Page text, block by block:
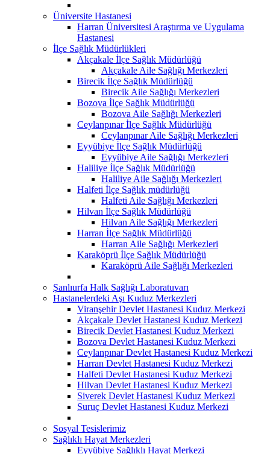
Üniversite Hastanesi
Harran Üniversitesi Araştırma ve Uygulama
Hastanesi
İlçe Sağlık Müdürlükleri
Akçakale İlçe Sağlık Müdürlüğü
Akçakale Aile Sağlığı Merkezleri
Birecik İlçe Sağlık Müdürlüğü
Birecik Aile Sağlığı Merkezleri
Bozova İlçe Sağlık Müdürlüğü
Bozova Aile Sağlığı Merkezleri
Ceylanpınar İlçe Sağlık Müdürlüğü
Ceylanpınar Aile Sağlığı Merkezleri
Eyyübiye İlçe Sağlık Müdürlüğü
Eyyübiye Aile Sağlığı Merkezleri
Haliliye İlçe Sağlık Müdürlüğü
Haliliye Aile Sağlığı Merkezleri
Halfeti İlçe Sağlık müdürlüğü
Halfeti Aile Sağlığı Merkezleri
Hilvan İlçe Sağlık Müdürlüğü
Hilvan Aile Sağlığı Merkezleri
Harran İlçe Sağlık Müdürlüğü
Harran Aile Sağlığı Merkezleri
Karaköprü İlçe Sağlık Müdürlüğü
Karaköprü Aile Sağlığı Merkezleri
Şanlıurfa Halk Sağlığı Laboratuvarı
Hastanelerdeki Aşı Kuduz Merkezleri
Viranşehir Devlet Hastanesi Kuduz Merkezi
Akçakale Devlet Hastanesi Kuduz Merkezi
Birecik Devlet Hastanesi Kuduz Merkezi
Bozova Devlet Hastanesi Kuduz Merkezi
Ceylanpınar Devlet Hastanesi Kuduz Merkezi
Harran Devlet Hastanesi Kuduz Merkezi
Halfeti Devlet Hastanesi Kuduz Merkezi
Hilvan Devlet Hastanesi Kuduz Merkezi
Siverek Devlet Hastanesi Kuduz Merkezi
Suruç Devlet Hastanesi Kuduz Merkezi
Sosyal Tesislerimiz
Sağlıklı Hayat Merkezleri
Eyyübiye Sağlıklı Hayat Merkezi